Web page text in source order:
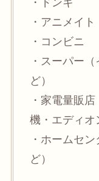
・ドンキ
・アニメイト
・コンビニ
・スーパー
ど）
・家電量販
機・エディオ
・ホームセ
ど）